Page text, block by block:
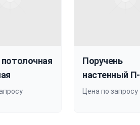
Поручень
настенный П-
образный
Цена по запросу